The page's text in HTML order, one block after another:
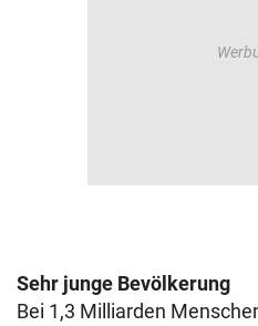
Sehr junge Bevölkerung
Bei 1,3 Milliarden